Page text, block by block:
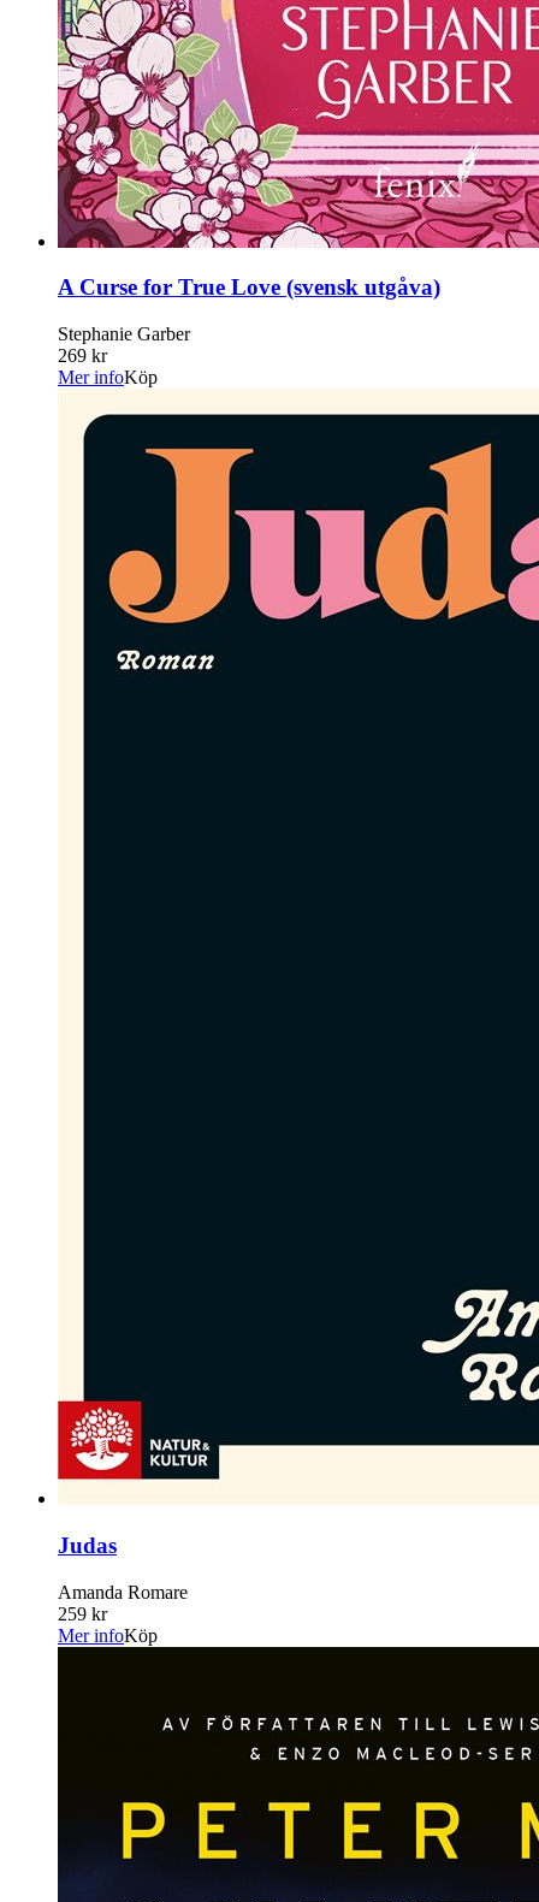
A Curse for True Love (svensk utgåva)
Stephanie Garber
269 kr
Mer infoKöp
Judas
Amanda Romare
259 kr
Mer infoKöp